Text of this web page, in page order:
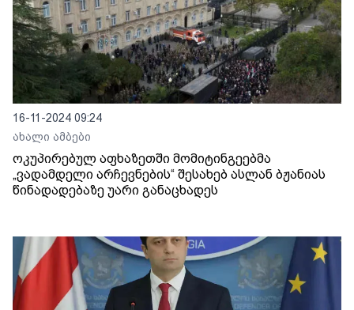
16-11-2024 09:24
ახალი ამბები
ოკუპირებულ აფხაზეთში მომიტინგეებმა
„ვადამდელი არჩევნების“ შესახებ ასლან ბჟანიას
წინადადებაზე უარი განაცხადეს